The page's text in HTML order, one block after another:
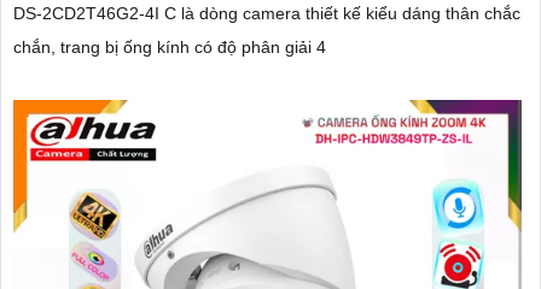
DS-2CD2T46G2-4I C là dòng camera thiết kế kiểu dáng thân chắc
chắn, trang bị ống kính có độ phân giải 4